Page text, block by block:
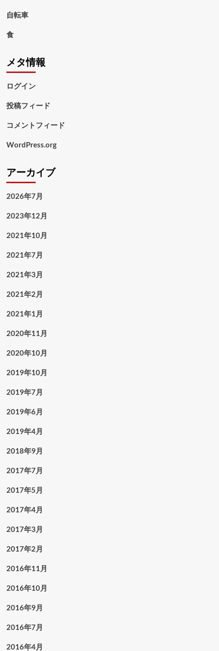
自転車
食
メタ情報
ログイン
投稿フィード
コメントフィード
WordPress.org
アーカイブ
2026年7月
2023年12月
2021年10月
2021年7月
2021年3月
2021年2月
2021年1月
2020年11月
2020年10月
2019年10月
2019年7月
2019年6月
2019年4月
2018年9月
2017年7月
2017年5月
2017年4月
2017年3月
2017年2月
2016年11月
2016年10月
2016年9月
2016年7月
2016年4月